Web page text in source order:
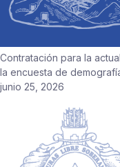
Contratación para la
la encuesta de
junio 25, 2026